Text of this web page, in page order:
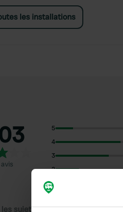
les installations
5
4
3
2
1
sujets pour lire les critiques :